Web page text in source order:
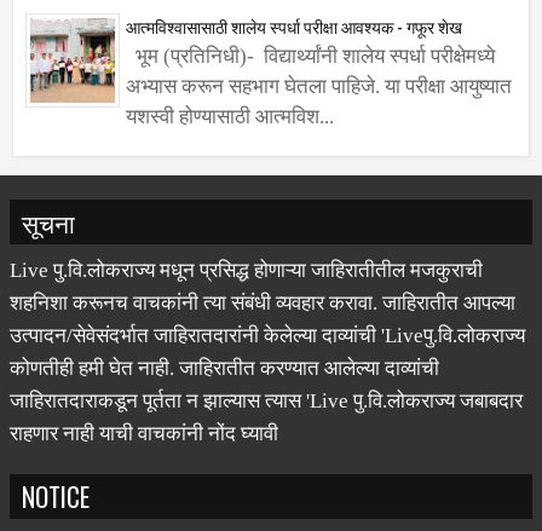
आत्मविश्वासासाठी शालेय स्पर्धा परीक्षा आवश्यक - गफूर शेख
भूम (प्रतिनिधी)- विद्यार्थ्यांनी शालेय स्पर्धा परीक्षेमध्ये
अभ्यास करून सहभाग घेतला पाहिजे. या परीक्षा आयुष्यात
यशस्वी होण्यासाठी आत्मविश...
सूचना
Live पु.वि.लोकराज्य मधून प्रसिद्ध होणाऱ्या जाहिरातीतील मजकुराची
शहनिशा करूनच वाचकांनी त्या संबंधी व्यवहार करावा. जाहिरातीत आपल्या
उत्पादन/सेवेसंदर्भात जाहिरातदारांनी केलेल्या दाव्यांची 'Liveपु.वि.लोकराज्य
कोणतीही हमी घेत नाही. जाहिरातीत करण्यात आलेल्या दाव्यांची
जाहिरातदाराकडून पूर्तता न झाल्यास त्यास 'Live पु.वि.लोकराज्य जबाबदार
राहणार नाही याची वाचकांनी नोंद घ्यावी
NOTICE